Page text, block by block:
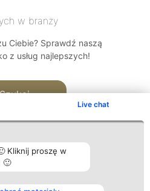
Live chat
Kliknij proszę w
🙂
w branży
Ciebie? Sprawdź naszą
z usług najlepszych!
Szukaj
Kontakt